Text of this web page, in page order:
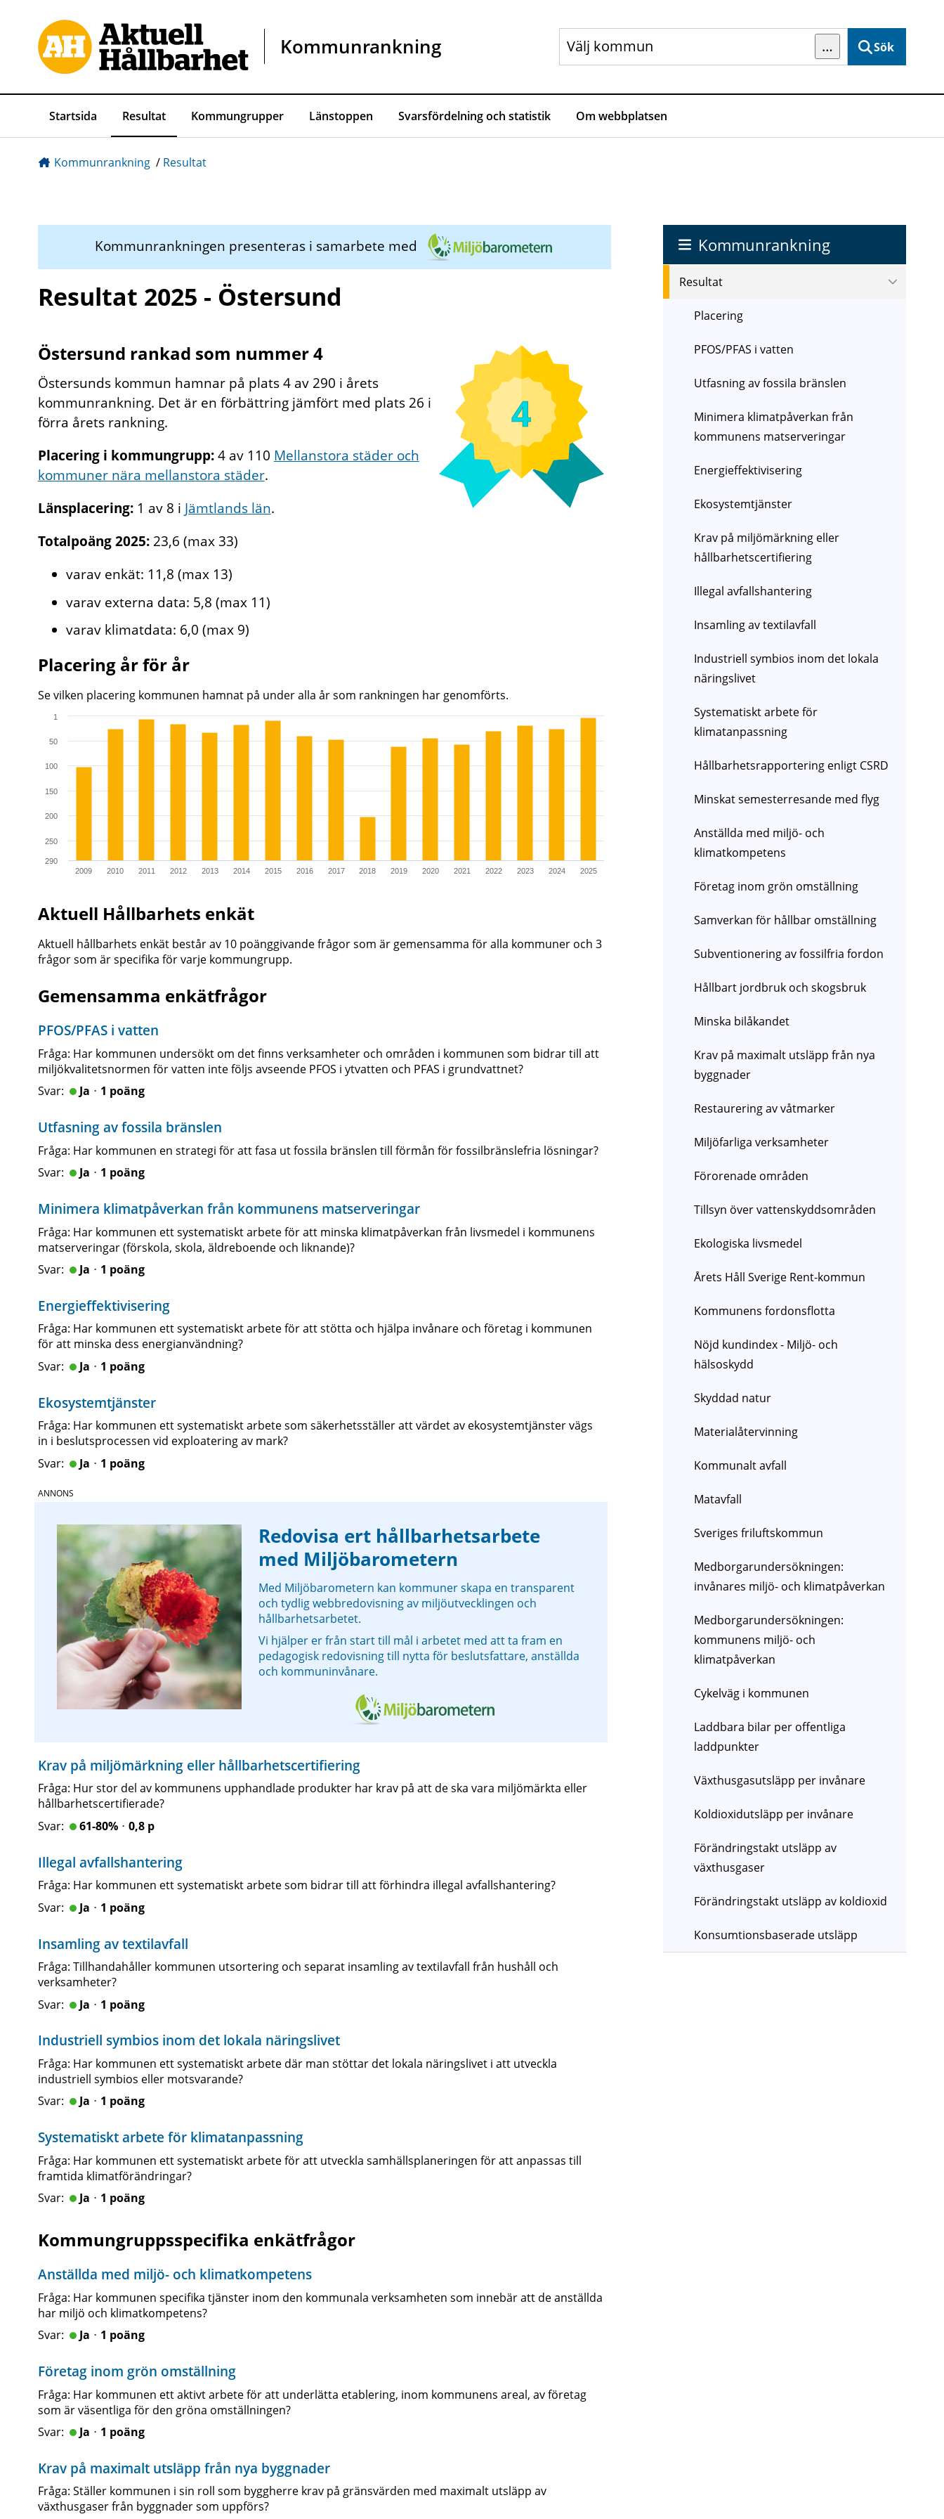
Kommunrankning … Sök
Startsida Resultat Kommungrupper Länstoppen Svarsfördelning och statistik Om webbplatsen
Kommunrankning / Resultat
Kommunrankningen presenteras i samarbete med
Resultat 2025 - Östersund
Östersund rankad som nummer 4
Östersunds kommun hamnar på plats 4 av 290 i årets
kommunrankning. Det är en förbättring jämfört med plats 26 i
förra årets rankning.
Placering i kommungrupp:4 av 110 Mellanstora städer och
kommuner nära mellanstora städer.
Länsplacering:1 av 8 i Jämtlands län.
Totalpoäng 2025:23,6 (max 33)
varav enkät: 11,8 (max 13)
varav externa data: 5,8 (max 11)
varav klimatdata: 6,0 (max 9)
4
Placering år för år
Se vilken placering kommunen hamnat på under alla år som rankningen har genomförts.
The chart has 1 Y axis displaying values. Range: 1 to 290.
2009 2010 2011 2012 2013 2014 2015 2016 2017 2018 2019 2020 2021 2022 2023 2024 2025
1
50
100
150
200
250
290
Aktuell Hållbarhets enkät
Aktuell hållbarhets enkät består av 10 poänggivande frågor som är gemensamma för alla kommuner och 3
frågor som är specifika för varje kommungrupp.
Gemensamma enkätfrågor
PFOS/PFAS i vatten
Fråga: Har kommunen undersökt om det finns verksamheter och områden i kommunen som bidrar till att
miljökvalitetsnormen för vatten inte följs avseende PFOS i ytvatten och PFAS i grundvattnet?
Jaᆞ1 poäng
Utfasning av fossila bränslen
Fråga: Har kommunen en strategi för att fasa ut fossila bränslen till förmån för fossilbränslefria lösningar?
Jaᆞ1 poäng
Minimera klimatpåverkan från kommunens matserveringar
Fråga: Har kommunen ett systematiskt arbete för att minska klimatpåverkan från livsmedel i kommunens
matserveringar (förskola, skola, äldreboende och liknande)?
Jaᆞ1 poäng
Energieffektivisering
Fråga: Har kommunen ett systematiskt arbete för att stötta och hjälpa invånare och företag i kommunen
för att minska dess energianvändning?
Jaᆞ1 poäng
Ekosystemtjänster
Fråga: Har kommunen ett systematiskt arbete som säkerhetsställer att värdet av ekosystemtjänster vägs
in i beslutsprocessen vid exploatering av mark?
Jaᆞ1 poäng
Redovisa ert hållbarhetsarbete
med Miljöbarometern
Med Miljöbarometern kan kommuner skapa en transparent
och tydlig webbredovisning av miljöutvecklingen och
hållbarhetsarbetet.
Vi hjälper er från start till mål i arbetet med att ta fram en
pedagogisk redovisning till nytta för beslutsfattare, anställda
och kommuninvånare.
Krav på miljömärkning eller hållbarhetscertifiering
Fråga: Hur stor del av kommunens upphandlade produkter har krav på att de ska vara miljömärkta eller
hållbarhetscertifierade?
61-80%ᆞ0,8 p
Illegal avfallshantering
Fråga: Har kommunen ett systematiskt arbete som bidrar till att förhindra illegal avfallshantering?
Jaᆞ1 poäng
Insamling av textilavfall
Fråga: Tillhandahåller kommunen utsortering och separat insamling av textilavfall från hushåll och
verksamheter?
Jaᆞ1 poäng
Industriell symbios inom det lokala näringslivet
Fråga: Har kommunen ett systematiskt arbete där man stöttar det lokala näringslivet i att utveckla
industriell symbios eller motsvarande?
Jaᆞ1 poäng
Systematiskt arbete för klimatanpassning
Fråga: Har kommunen ett systematiskt arbete för att utveckla samhällsplaneringen för att anpassas till
framtida klimatförändringar?
Jaᆞ1 poäng
Kommungruppsspecifika enkätfrågor
Anställda med miljö- och klimatkompetens
Fråga: Har kommunen specifika tjänster inom den kommunala verksamheten som innebär att de anställda
har miljö och klimatkompetens?
Jaᆞ1 poäng
Företag inom grön omställning
Fråga: Har kommunen ett aktivt arbete för att underlätta etablering, inom kommunens areal, av företag
som är väsentliga för den gröna omställningen?
Jaᆞ1 poäng
Krav på maximalt utsläpp från nya byggnader
Fråga: Ställer kommunen i sin roll som byggherre krav på gränsvärden med maximalt utsläpp av
växthusgaser från byggnader som uppförs?
Kommunrankning
Resultat
Placering
PFOS/PFAS i vatten
Utfasning av fossila bränslen
Minimera klimatpåverkan från
kommunens matserveringar
Energieffektivisering
Ekosystemtjänster
Krav på miljömärkning eller
hållbarhetscertifiering
Illegal avfallshantering
Insamling av textilavfall
Industriell symbios inom det lokala
näringslivet
Systematiskt arbete för
klimatanpassning
Hållbarhetsrapportering enligt CSRD
Minskat semesterresande med flyg
Anställda med miljö- och
klimatkompetens
Företag inom grön omställning
Samverkan för hållbar omställning
Subventionering av fossilfria fordon
Hållbart jordbruk och skogsbruk
Minska bilåkandet
Krav på maximalt utsläpp från nya
byggnader
Restaurering av våtmarker
Miljöfarliga verksamheter
Förorenade områden
Tillsyn över vattenskyddsområden
Ekologiska livsmedel
Årets Håll Sverige Rent-kommun
Kommunens fordonsflotta
Nöjd kundindex - Miljö- och
hälsoskydd
Skyddad natur
Materialåtervinning
Kommunalt avfall
Matavfall
Sveriges friluftskommun
Medborgarundersökningen:
invånares miljö- och klimatpåverkan
Medborgarundersökningen:
kommunens miljö- och
klimatpåverkan
Cykelväg i kommunen
Laddbara bilar per offentliga
laddpunkter
Växthusgasutsläpp per invånare
Koldioxidutsläpp per invånare
Förändringstakt utsläpp av
växthusgaser
Förändringstakt utsläpp av koldioxid
Konsumtionsbaserade utsläpp